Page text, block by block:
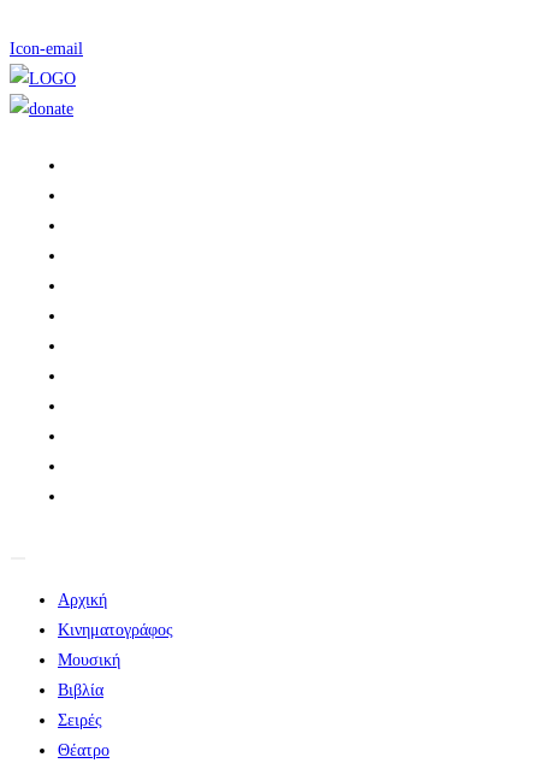
Icon-email
Αρχική
Κινηματογράφος
Μουσική
Βιβλία
Σειρές
Θέατρο